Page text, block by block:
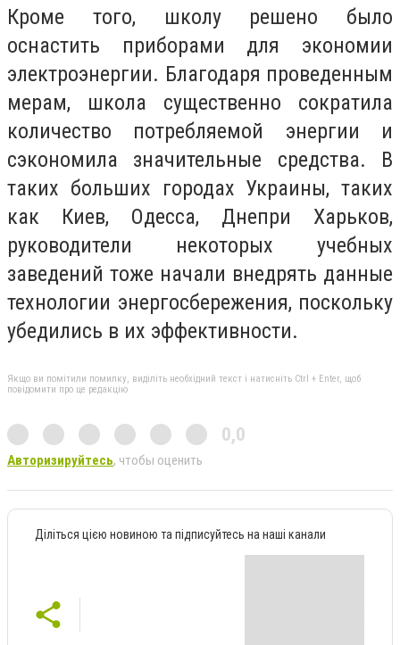
Кроме того, школу решено было
оснастить приборами для экономии
электроэнергии. Благодаря проведенным
мерам, школа существенно сократила
количество потребляемой энергии и
сэкономила значительные средства. В
таких больших городах Украины, таких
как Киев, Одесса, Днепри Харьков,
руководители некоторых учебных
заведений тоже начали внедрять данные
технологии энергосбережения, поскольку
убедились в их эффективности.
Якщо ви помітили помилку, виділіть необхідний текст і натисніть Ctrl + Enter, щоб
повідомити про це редакцію
0,0
Авторизируйтесь, чтобы оценить
Діліться цією новиною та підписуйтесь на наші канали